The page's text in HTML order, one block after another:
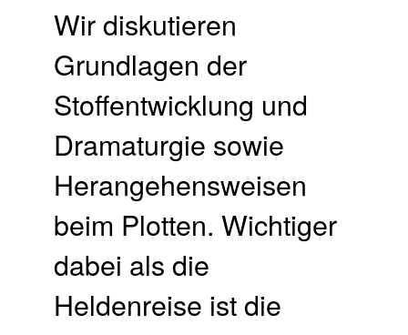
Wir diskutieren
Grundlagen der
Stoffentwicklung und
Dramaturgie sowie
Herangehensweisen
beim Plotten. Wichtiger
dabei als die
Heldenreise ist die